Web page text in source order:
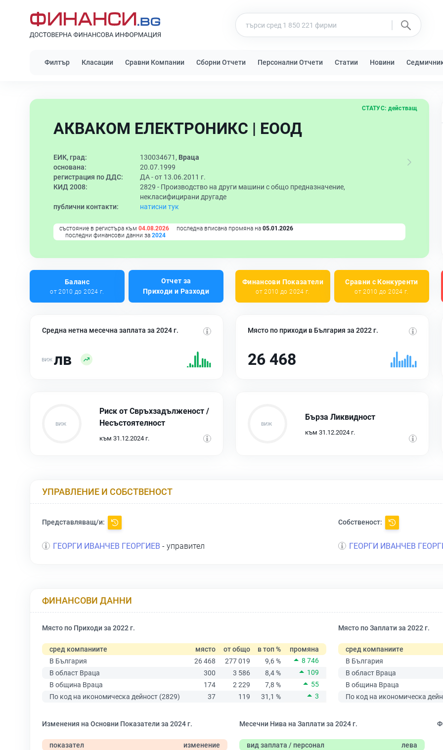
Филтър Класации Сравни Компании Сборни Отчети Персонални Отчети Статии Новини
АКВАКОМ ЕЛЕКТРОНИКС | ЕООД
СТАТУС: действащ
ЕИК, град: 130034671, Враца
основана:
20.07.1999
регистрация по ДДС:
ДА - от 13.06.2011 г.
КИД 2008:
2829 - Производство на други машини с общо предназначение,
некласифицирани другаде
публични контакти:
натисни тук
състояние в регистъра към 04.08.2026 последна вписана промяна на 05.01.2026
последни финансови данни за 2024
Баланс
от 2010 до 2024 г.
Отчет за
Приходи и Разходи
Финансови Показатели
от 2010 до 2024 г.
Сравни с Конкуренти
от 2010 до 2024 г.
Средна нетна месечна заплата за 2024 г.
лв
Място по приходи в България за 2022 г.
26 468
Риск от Свръхзадълженост /
Несъстоятелност
към 31.12.2024 г.
Бърза Ликвидност
към 31.12.2024 г.
УПРАВЛЕНИЕ И СОБСТВЕНОСТ
Представляващ/и:
ГЕОРГИ ИВАНЧЕВ ГЕОРГИЕВ - управител
Собственост:
ГЕОРГИ ИВАНЧЕВ
ФИНАНСОВИ ДАННИ
Място по Приходи за 2022 г.
сред компаниите място от общо в топ %
промяна
В България
26 468 277 019 9,6 %
8 746
В област Враца
300 3 586 8,4 %
109
В община Враца
174 2 229 7,8 %
55
По код на икономическа дейност (2829)
37 119 31,1 % 3
Място по Заплати за 2022 г.
сред компаниите
В България
В област Враца
В община Враца
По код на икономическа
Изменения на Основни Показатели за 2024 г.
показател
изменение
Месечни Нива на Заплати за 2024 г.
вид заплата / персонал
лева